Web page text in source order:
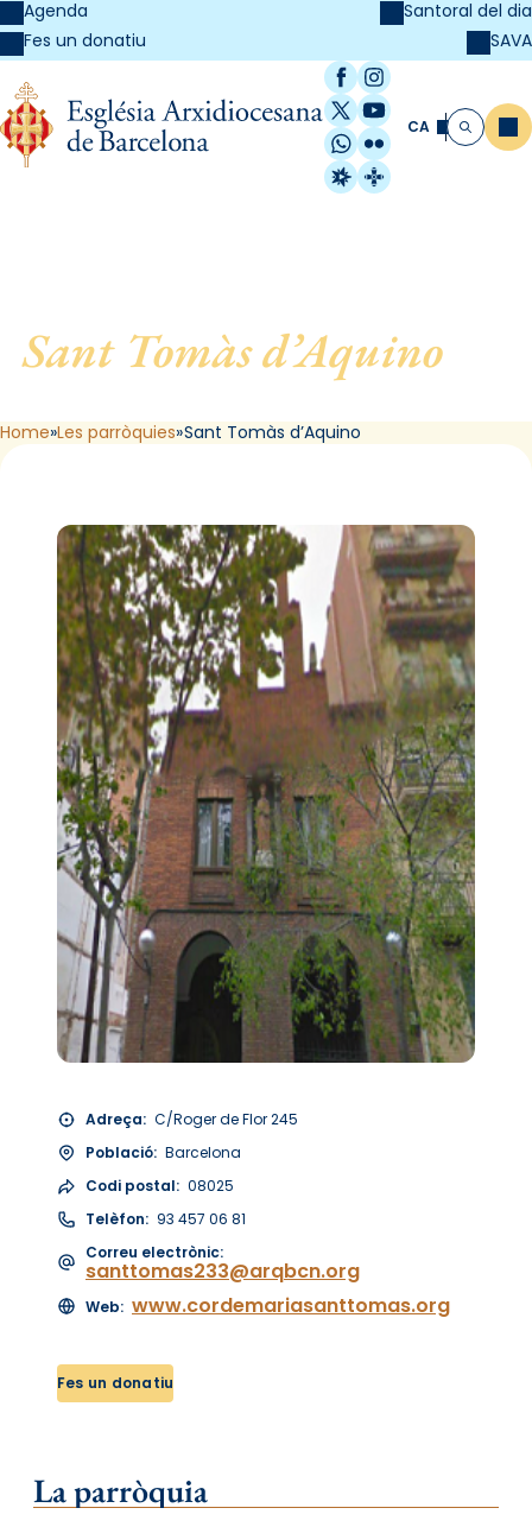
Agenda
Fes un donatiu
Santoral del dia
SAVA
Facebook
Instagram
X / Twitter
YouTube
WhatsApp
Flickr
Radio Estel
Catalunya
CA Cerca
Sant Tomàs d’Aquino
Barcelona
Home Les parròquies Sant Tomàs d’Aquino
Adreça: C/Roger de Flor 245
Població: Barcelona
Codi postal: 08025
Telèfon: 93 457 06 81
Correu electrònic:
santtomas233@arqbcn.org
Web: www.cordemariasanttomas.org
Fes un donatiu
La parròquia